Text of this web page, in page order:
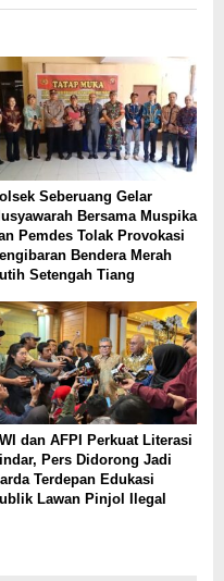
Seberuang Gelar
Bersama Muspika
Pemdes Tolak Provokasi
Bendera Merah
Setengah Tiang
dan AFPI Perkuat Literasi
Pers Didorong Jadi
Terdepan Edukasi
Lawan Pinjol Ilegal